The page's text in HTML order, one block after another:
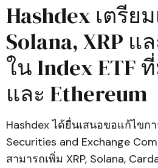
Hashdex เตรีย
Solana, XRP แ
ใน Index ETF
และ Ethereum
Hashdex ได้ยื่นเสนอขอแก้ไขก
Securities and Exchange
สามารถเพิ่ม XRP, Solana,